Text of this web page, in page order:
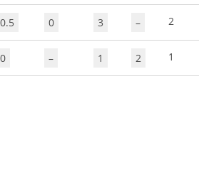
0.5 0 3 – 2
0 – 1 2 1